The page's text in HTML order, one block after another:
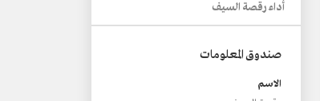
أداء رقصة السيف
صندوق المعلومات
الاسم